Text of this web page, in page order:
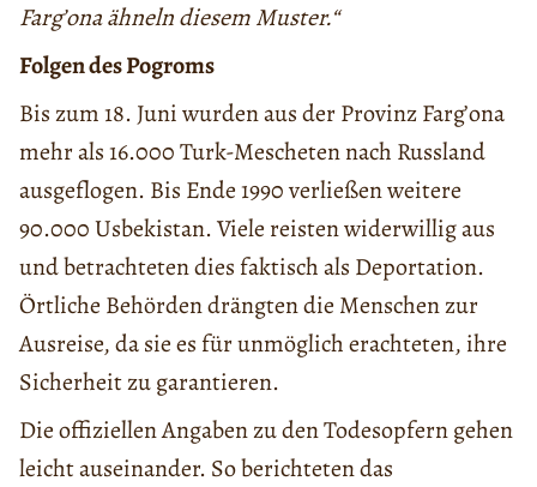
Farg’ona ähneln diesem Muster.“
Folgen des Pogroms
Bis zum 18. Juni wurden aus der Provinz Farg’ona
mehr als 16.000 Turk-Mescheten nach Russland
ausgeflogen. Bis Ende 1990 verließen weitere
90.000 Usbekistan. Viele reisten widerwillig aus
und betrachteten dies faktisch als Deportation.
Örtliche Behörden drängten die Menschen zur
Ausreise, da sie es für unmöglich erachteten, ihre
Sicherheit zu garantieren.
Die offiziellen Angaben zu den Todesopfern gehen
leicht auseinander. So berichteten das